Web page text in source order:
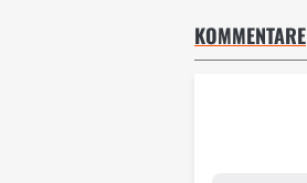
KOMMENTARE